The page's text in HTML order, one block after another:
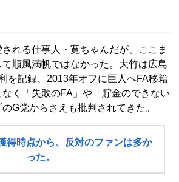
れる仕事人・寛ちゃんだが、ここま
順風満帆ではなかった。大竹は広島
を記録、2013年オフに巨人へFA移籍
く「失敗のFA」や「貯金のできない
G党からさえも批判されてきた。
得時点から、反対のファンは多か
った。